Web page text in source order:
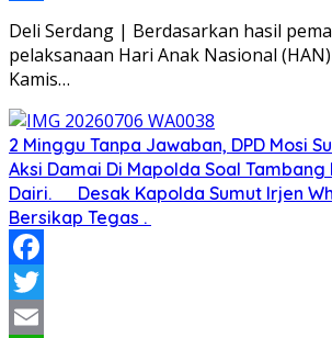
Share
Deli Serdang | Berdasarkan hasil
pelaksanaan Hari Anak Nasional
Kamis…
2 Minggu Tanpa Jawaban, DPD Mosi
Aksi Damai Di Mapolda Soal Tambang
Dairi. Desak Kapolda Sumut Irjen
Bersikap Tegas .
Facebook
Twitter